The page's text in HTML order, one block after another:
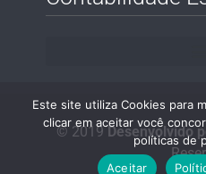
© 2019Desenvolvido
Este site utiliza Cookies para
clicar em aceitar você
políticas de
Aceitar